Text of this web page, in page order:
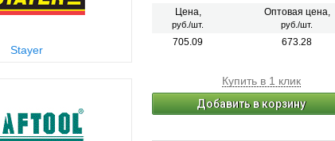
Stayer
Цена,
руб./шт.
Оптовая цена,
руб./шт.
705.09 673.28
Купить в 1 клик
Добавить в корзину